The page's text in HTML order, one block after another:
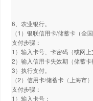
6、农业银行。
（1）银联信用卡/储蓄卡（全
支付步骤：
1）输入卡号、卡密码（或网
2）输入信用卡失效期（储蓄
3）执行支付。
（2）信用卡/储蓄卡（上海市）
支付步骤：
1）输入卡号；